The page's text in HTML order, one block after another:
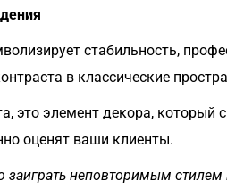
стабильность,
в классические
это элемент декора,
оценят ваши клиенты.
неповторимым стилем